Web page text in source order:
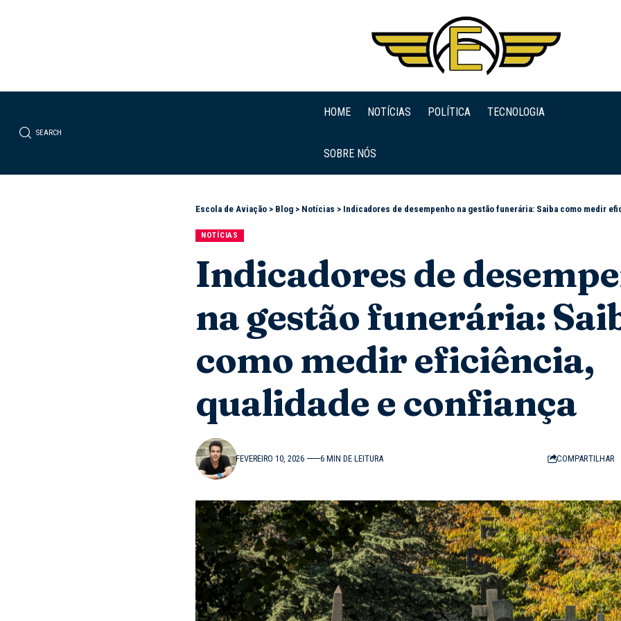
SEARCH
HOME NOTÍCIAS POLÍTICA TECNOLOGIA
SOBRE NÓS
Escola de Aviação > Blog > Notícias > Indicadores de desempenho na gestão funerária: Saiba como medir
NOTÍCIAS
Indicadores de
na gestão funerária:
como medir eficiência,
qualidade e confiança
FEVEREIRO 10, 2026 6 MIN DE LEITURA COMPARTILHAR